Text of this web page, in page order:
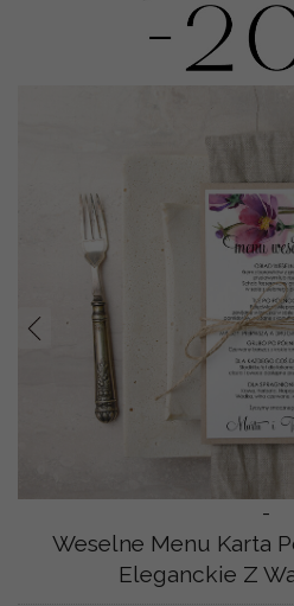
-
Prev
Weselne Menu Karta
Eleganckie Z